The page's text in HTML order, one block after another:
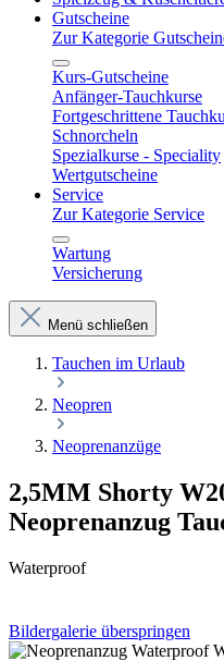
Gutscheine
Zur Kategorie
Kurs-Gutscheine
Anfänger-Tauchkurse
Fortgeschrittene
Schnorcheln
Spezialkurse - Speciality
Wertgutscheine
Service
Zur Kategorie Service
Wartung
Versicherung
Menü schließen
Tauchen im Urlaub
Neopren
Neoprenanzüge
2,5MM Shorty
Neoprenanzug
Waterproof
Bildergalerie überspringen